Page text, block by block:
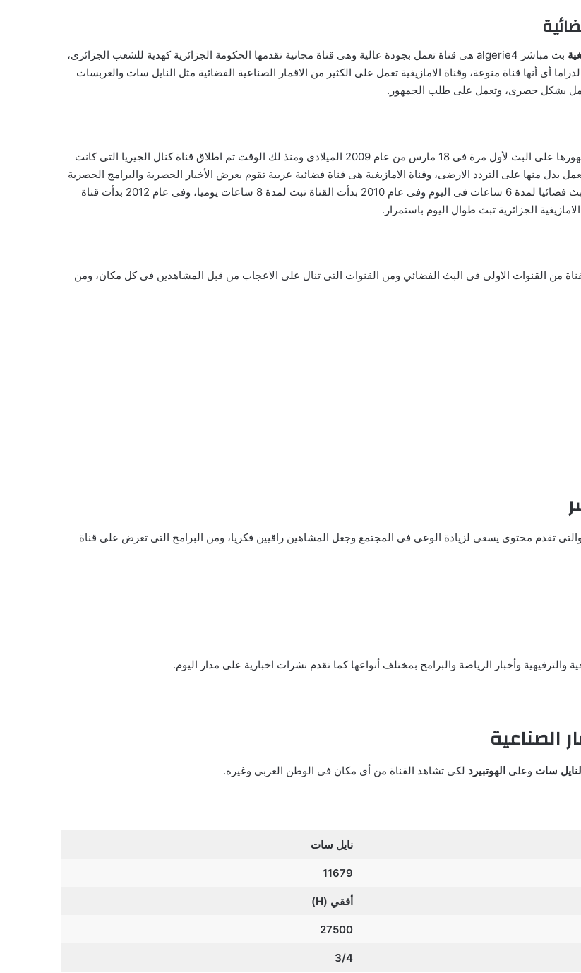
بث مباشر algerie4 هى قناة تعمل بجودة عالية وهى قناة مجانية تقدمها الحكومة الجزائرية كهدية للشعب الجزائرى،
أى أنها قناة منوعة، وقناة الامازيغية تعمل على الكثير من الاقمار الصناعية الفضائية مثل النايل سات والعربسات
او الجزائرية الرابعة هى قناة قديمة جدا تم تأسيسها وظهورها على البث لأول مرة فى 18 مارس من عام 2009 الميلادى ومنذ لك الوقت تم اطلاق قناة كنال الجيريا التى كانت
بدل منها على التردد الارضى، وقناة الامازيغية هى قناة فضائية عربية تقوم بعرض الأخبار الحصرية والبرامج الحصرية
والمسلسلات الجديدة بشكل مجاني، وبدأت القناة أرضيا بعد ذلك بدأت تبث فضائيا لمدة 6 ساعات فى اليوم وفى عام 2010 بدأت القناة تبث لمدة 8 ساعات يوميا، وفى عام 2012 بدأت قناة
من القنوات الاولى فى البث الفضائي ومن القنوات التى تنال على الاعجاب من قبل المشاهدين فى كل مكان، ومن
والتى تقدم محتوى يسعى لزيادة الوعى فى المجتمع وجعل المشاهين راقيين فكريا، ومن البرامج التى تعرض على قناة
والترفيهية وأخبار الرياضة والبرامج بمختلف أنواعها كما تقدم نشرات اخبارية على مدار اليوم.
وعلى الهوتبيرد لكى تشاهد القناة من أى مكان فى الوطن العربي وغيره.
نايل سات
11679
أفقي (H)
27500
3/4